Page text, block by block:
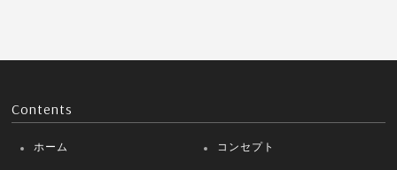
Contents
ホーム コンセプト